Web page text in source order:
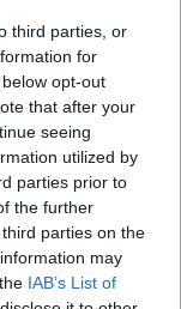
third parties, or
for
opt-out
that after your
seeing
utilized by
parties prior to
the further
parties on the
may
IAB’s List of